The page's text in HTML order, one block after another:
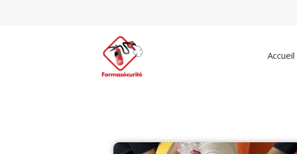
Accueil